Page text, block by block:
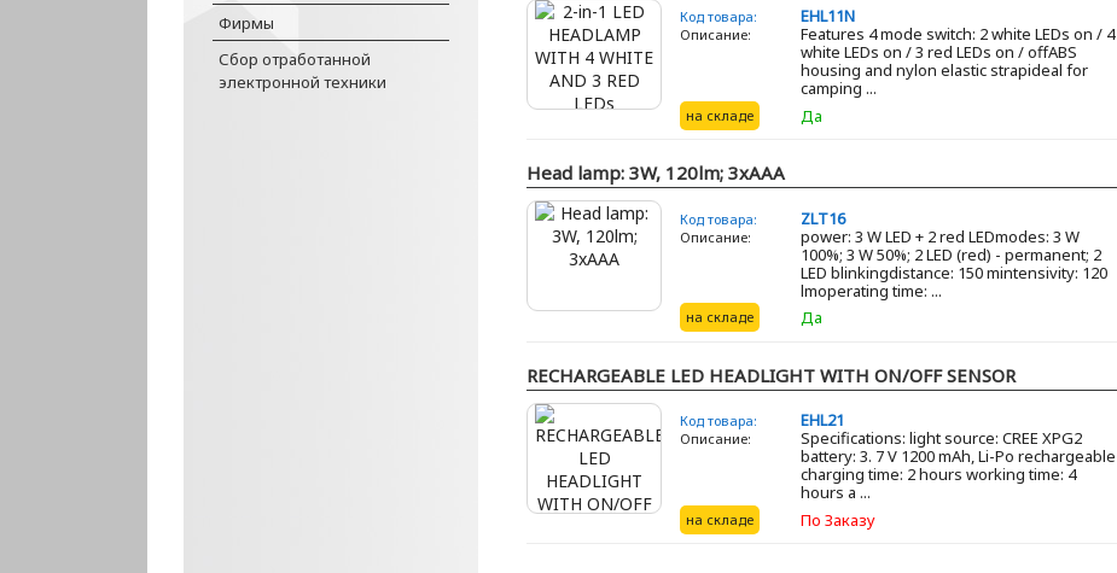
Фирмы
Сбор отработанной
электронной техники
Код товара: EHL11N
Описание:
Features 4 mode switch: 2 white LEDs on / 4
white LEDs on / 3 red LEDs on / offABS
housing and nylon elastic strapideal for
camping ...
на складе Дa
Head lamp: 3W, 120lm; 3xAAA
Код товара: ZLT16
Описание:
power: 3 W LED + 2 red LEDmodes: 3 W
100%; 3 W 50%; 2 LED (red) - permanent; 2
LED blinkingdistance: 150 mintensivity: 120
lmoperating time: ...
на складе Дa
RECHARGEABLE LED HEADLIGHT WITH ON/OFF SENSOR
Код товара: EHL21
Описание:
Specifications: light source: CREE XPG2
battery: 3. 7 V 1200 mAh, Li-Po rechargeable
charging time: 2 hours working time: 4
hours a ...
на складе По Заказу